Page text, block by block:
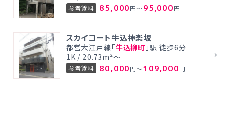
参考賃料 85,000円～95,000円
スカイコート牛込神楽坂
都営大江戸線「牛込柳町 」駅 徒歩6分
1K / 20.73m²～
参考賃料 80,000円～109,000円